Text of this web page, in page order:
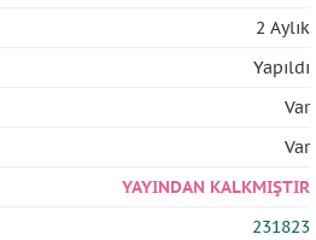
2 Aylık
Yapıldı
Var
Var
YAYINDAN KALKMIŞTIR
231823